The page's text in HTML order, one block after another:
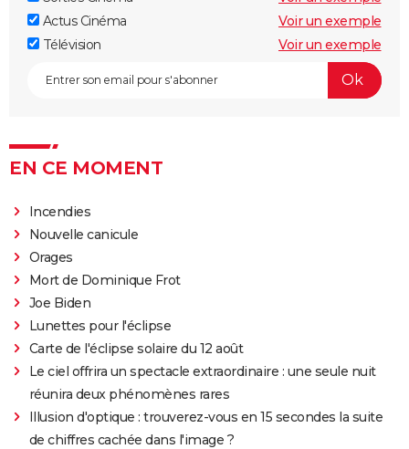
Braveheart
La Liste de Schindler : que symbolise la fillette en
rouge dans le film de Spielberg ?
Amsterdam film : synopsis, avis, séances, streaming,
1492, Christophe Colomb
Les Trois Mousquetaires D'Artagnan : critiques, suite,
avis, streaming...
Napoleon : séances, streaming, bande-annonce,
Le Docteur Jivago
Selma
Actus Cinéma
Voir un exemple
Télévision
Voir un exemple
EN CE MOMENT
Incendies
Nouvelle canicule
Orages
Mort de Dominique Frot
Joe Biden
Lunettes pour l'éclipse
Carte de l'éclipse solaire du 12 août
Le ciel offrira un spectacle extraordinaire : une seule nuit
réunira deux phénomènes rares
Illusion d'optique : trouverez-vous en 15 secondes la suite
de chiffres cachée dans l'image ?